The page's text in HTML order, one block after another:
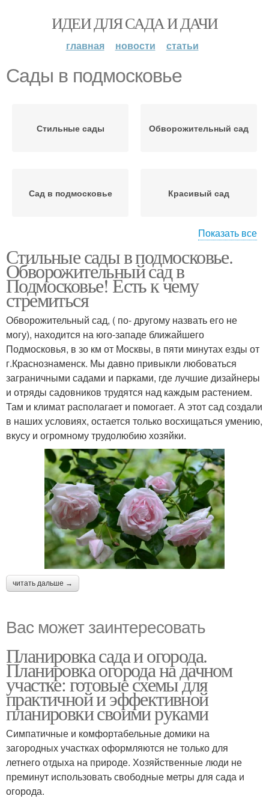
ИДЕИ ДЛЯ САДА И ДАЧИ
главная новости статьи
Сады в подмосковье
Стильные сады Обворожительный сад
Сад в подмосковье Красивый сад
Сад с розами
форме
Сад с нуля Красивые сады
Сады с цветами
Показать все
Стильные сады в подмосковье.
Обворожительный сад в
Подмосковье! Есть к чему
стремиться
Обворожительный сад, ( по- другому назвать его не
могу), находится на юго-западе ближайшего
Подмосковья, в зо км от Москвы, в пяти минутах езды от
г.Краснознаменск. Мы давно привыкли любоваться
заграничными садами и парками, где лучшие дизайнеры
и отряды садовников трудятся над каждым растением.
Там и климат располагает и помогает. А этот сад создали
в наших условиях, остается только восхищаться умению,
вкусу и огромному трудолюбию хозяйки.
читать дальше →
Вас может заинтересовать
Планировка сада и огорода.
Планировка огорода на дачном
участке: готовые схемы для
практичной и эффективной
планировки своими руками
Симпатичные и комфортабельные домики на
загородных участках оформляются не только для
летнего отдыха на природе. Хозяйственные люди не
преминут использовать свободные метры для сада и
огорода.